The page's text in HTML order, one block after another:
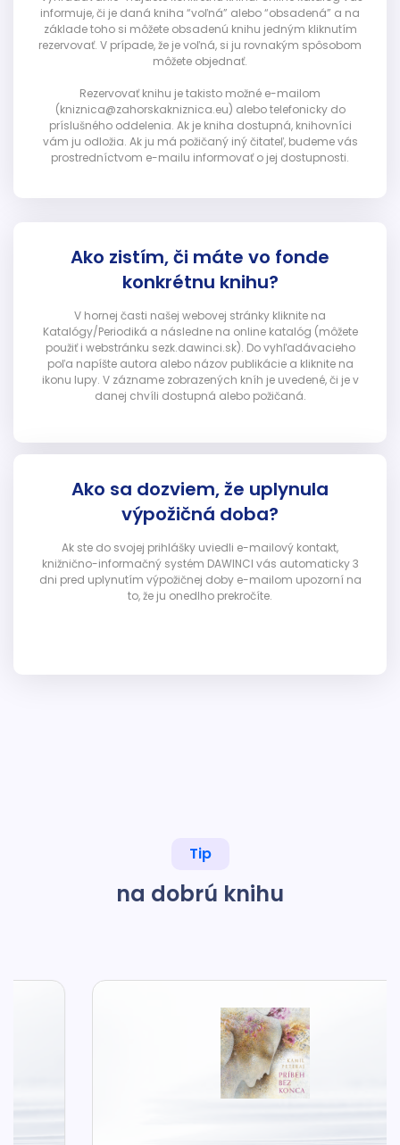
informuje, či je daná kniha “voľná” alebo “obsadená” a na
základe toho si môžete obsadenú knihu jedným kliknutím
rezervovať. V prípade, že je voľná, si ju rovnakým spôsobom
môžete objednať.
Rezervovať knihu je takisto možné e-mailom
(kniznica@zahorskakniznica.eu) alebo telefonicky do
príslušného oddelenia. Ak je kniha dostupná, knihovníci
vám ju odložia. Ak ju má požičaný iný čitateľ, budeme vás
prostredníctvom e-mailu informovať o jej dostupnosti.
Ako zistím, či máte vo fonde
konkrétnu knihu?
V hornej časti našej webovej stránky kliknite na
Katalógy/Periodiká a následne na online katalóg (môžete
použiť i webstránku sezk.dawinci.sk). Do vyhľadávacieho
poľa napíšte autora alebo názov publikácie a kliknite na
ikonu lupy. V zázname zobrazených kníh je uvedené, či je v
danej chvíli dostupná alebo požičaná.
Ako sa dozviem, že uplynula
výpožičná doba?
Ak ste do svojej prihlášky uviedli e-mailový kontakt,
knižnično-informačný systém DAWINCI vás automaticky 3
dni pred uplynutím výpožičnej doby e-mailom upozorní na
to, že ju onedlho prekročíte.
Tip
na dobrú knihu